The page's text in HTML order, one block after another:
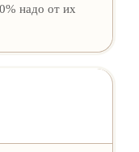
надо от их